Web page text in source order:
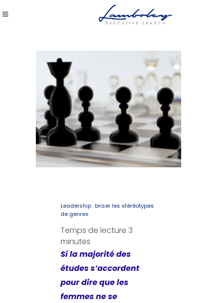
Leadership : briser les stéréotypes
de genres
Temps de lecture 3
minutes
Si la majorité des
études s’accordent
pour dire que les
femmes ne se